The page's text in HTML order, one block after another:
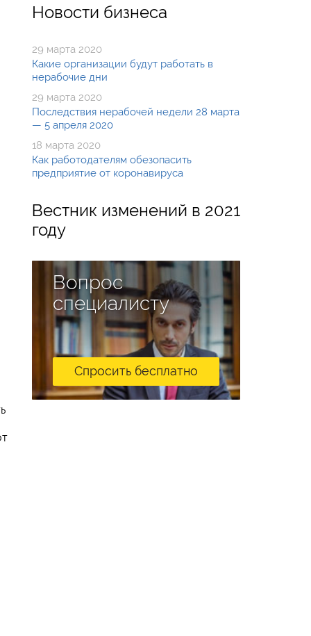
Новости бизнеса
29 марта 2020
Какие организации будут работать в
нерабочие дни
29 марта 2020
Последствия нерабочей недели 28 марта
— 5 апреля 2020
18 марта 2020
Как работодателям обезопасить
предприятие от коронавируса
Вестник изменений в 2021
году
Вопрос
специалисту
Спросить бесплатно